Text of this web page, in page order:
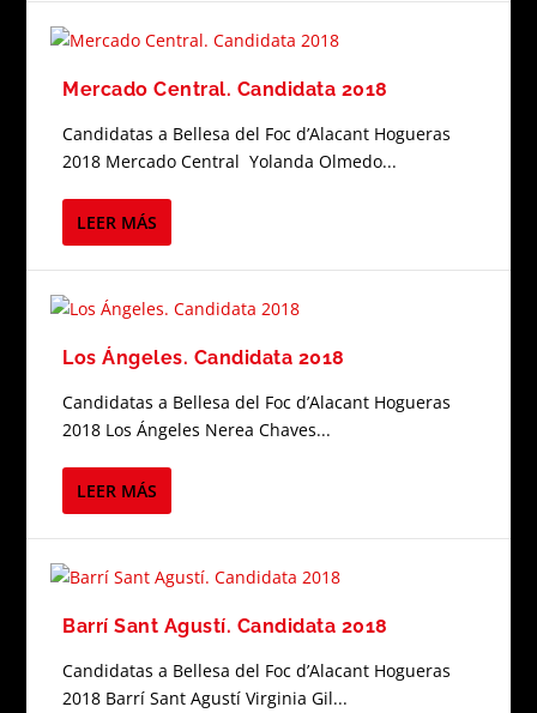
Mercado Central. Candidata 2018
Candidatas a Bellesa del Foc d’Alacant Hogueras
2018 Mercado Central Yolanda Olmedo...
LEER MÁS
Los Ángeles. Candidata 2018
Candidatas a Bellesa del Foc d’Alacant Hogueras
2018 Los Ángeles Nerea Chaves...
LEER MÁS
Barrí Sant Agustí. Candidata 2018
Candidatas a Bellesa del Foc d’Alacant Hogueras
2018 Barrí Sant Agustí Virginia Gil...